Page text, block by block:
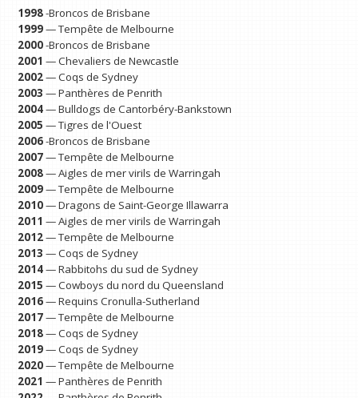
1998-Broncos de Brisbane
1999— Tempête de Melbourne
2000-Broncos de Brisbane
2001 — Chevaliers de Newcastle
2002— Coqs de Sydney
2003 — Panthères de Penrith
2004— Bulldogs de Cantorbéry-Bankstown
2005 — Tigres de l'Ouest
2006-Broncos de Brisbane
2007— Tempête de Melbourne
2008— Aigles de mer virils de Warringah
2009— Tempête de Melbourne
2010— Dragons de Saint-George Illawarra
2011 — Aigles de mer virils de Warringah
2012— Tempête de Melbourne
2013 — Coqs de Sydney
2014— Rabbitohs du sud de Sydney
2015 — Cowboys du nord du Queensland
2016— Requins Cronulla-Sutherland
2017— Tempête de Melbourne
2018— Coqs de Sydney
2019— Coqs de Sydney
2020— Tempête de Melbourne
2021 — Panthères de Penrith